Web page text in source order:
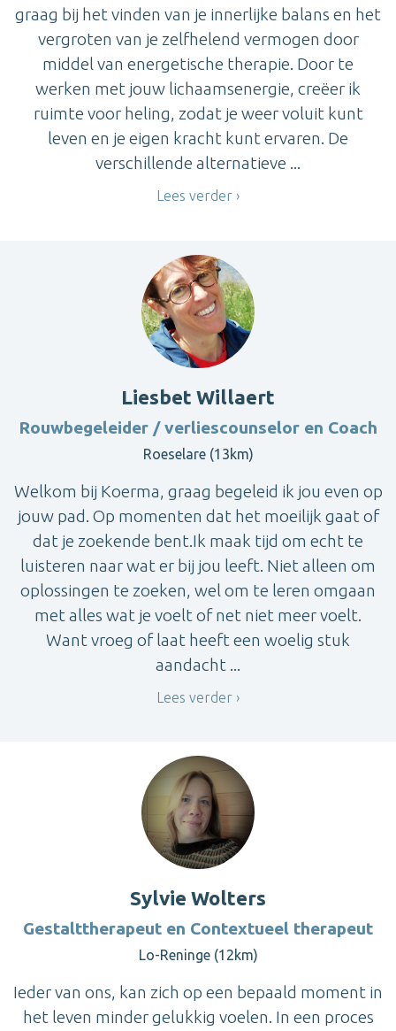
graag bij het vinden van je innerlijke balans en het
vergroten van je zelfhelend vermogen door
middel van energetische therapie. Door te
werken met jouw lichaamsenergie, creëer ik
ruimte voor heling, zodat je weer voluit kunt
leven en je eigen kracht kunt ervaren. De
verschillende alternatieve ...
Lees verder
Liesbet Willaert
Rouwbegeleider / verliescounselor en Coach
Roeselare (13km)
Welkom bij Koerma, graag begeleid ik jou even op
jouw pad. Op momenten dat het moeilijk gaat of
dat je zoekende bent.Ik maak tijd om echt te
luisteren naar wat er bij jou leeft. Niet alleen om
oplossingen te zoeken, wel om te leren omgaan
met alles wat je voelt of net niet meer voelt.
Want vroeg of laat heeft een woelig stuk
aandacht ...
Lees verder
Sylvie Wolters
Gestalttherapeut en Contextueel therapeut
Lo-Reninge (12km)
Ieder van ons, kan zich op een bepaald moment in
het leven minder gelukkig voelen. In een proces